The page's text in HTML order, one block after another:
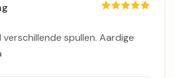
verschillende spullen. Aardige